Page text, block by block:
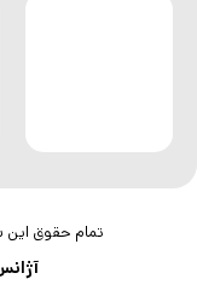
تمام حقوق